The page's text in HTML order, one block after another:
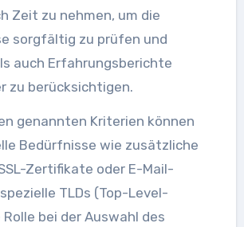
Zeit zu nehmen, um die
sorgfältig zu prüfen und
auch Erfahrungsberichte
zu berücksichtigen.
genannten Kriterien können
Bedürfnisse wie zusätzliche
Zertifikate oder E-Mail-
TLDs (Top-Level-
bei der Auswahl des